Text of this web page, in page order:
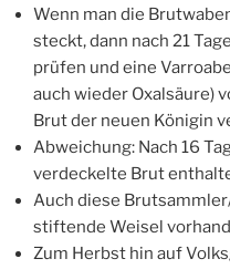
Wenn man die
steckt, dann nach 21
prüfen und eine
auch wieder Oxalsäure)
Brut der neuen Königin
Abweichung: Nach 16
verdeckelte Brut
Auch diese
stiftende Weisel
Zum Herbst hin auf